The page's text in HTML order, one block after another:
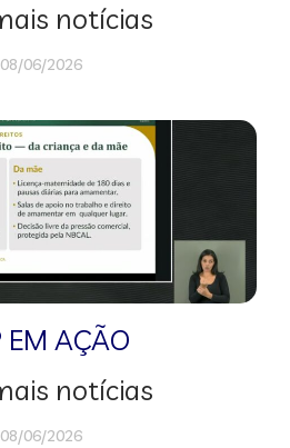
notícias
08/06/2026
EM AÇÃO
notícias
08/06/2026